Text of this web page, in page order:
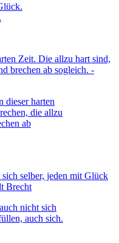
dieser harten
die allzu
ab
nicht sich
auch sich.